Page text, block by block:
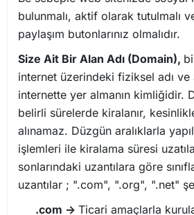
bulunmalı, aktif olarak tutulmalı
paylaşım butonlarınız olmalıdır.
Size Ait Bir Alan Adı (Domain),
internet üzerindeki fiziksel adı ve
internette yer almanın kimliğidir.
belirli sürelerde kiralanır,
alınamaz. Düzgün aralıklarla
işlemleri ile kiralama süresi
sonlarındaki uzantılara göre
uzantılar ; ".com", ".org", ".net"
.com -> Ticari amaçlarla